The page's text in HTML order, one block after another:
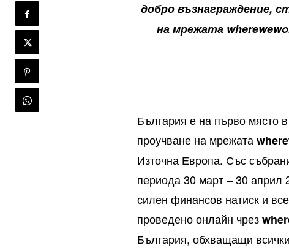
добро възнаграждение,
на мрежата
България е на първо място
проучване на мрежата
Източна Европа. Със
периода 30 март – 30 април
силен финансов натиск и
проведено онлайн чрез
България, обхващащи